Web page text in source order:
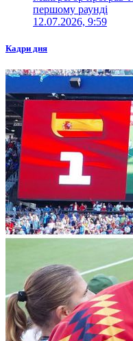
першому раунді
12.07.2026, 9:59
Кадри дня